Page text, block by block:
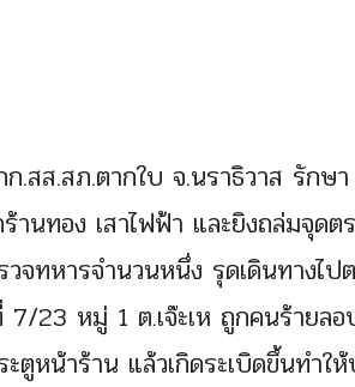
.สส.สภ.ตากใบ จ.นราธิวาส รักษา
นทอง เสาไฟฟ้า และยิงถล่มจุดต
จทหารจำนวนหนึ่ง รุดเดินทางไป
23 หมู่ 1 ต.เจ๊ะเห ถูกคนร้ายล
ตูหน้าร้าน แล้วเกิดระเบิดขึ้นทำใ